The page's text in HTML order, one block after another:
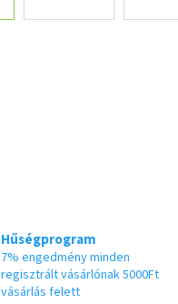
Hűségprogram
7% engedmény minden
regisztrált vásárlónak 5000Ft
vásárlás felett